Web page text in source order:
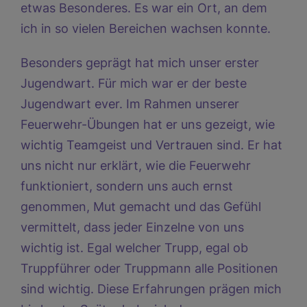
etwas Besonderes. Es war ein Ort, an dem
ich in so vielen Bereichen wachsen konnte.
Besonders geprägt hat mich unser erster
Jugendwart. Für mich war er der beste
Jugendwart ever. Im Rahmen unserer
Feuerwehr-Übungen hat er uns gezeigt, wie
wichtig Teamgeist und Vertrauen sind. Er hat
uns nicht nur erklärt, wie die Feuerwehr
funktioniert, sondern uns auch ernst
genommen, Mut gemacht und das Gefühl
vermittelt, dass jeder Einzelne von uns
wichtig ist. Egal welcher Trupp, egal ob
Truppführer oder Truppmann alle Positionen
sind wichtig. Diese Erfahrungen prägen mich